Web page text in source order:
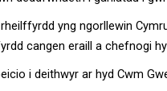
yng ngorllewin
cangen eraill a chefnogi
i deithwyr ar hyd Cwm